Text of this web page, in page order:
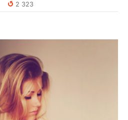
2 323